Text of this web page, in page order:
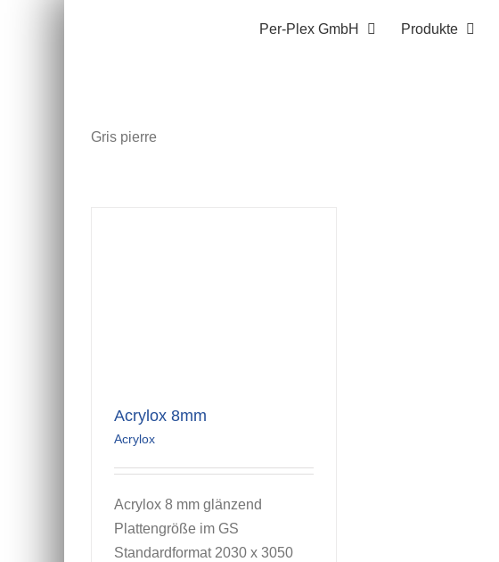
Per-Plex GmbH Produkte
Gris pierre
Acrylox 8mm
Acrylox
Acrylox 8 mm glänzend
Plattengröße im GS
Standardformat 2030 x 3050